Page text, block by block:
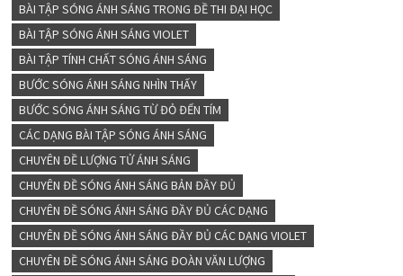
BÀI TẬP SÓNG ÁNH SÁNG TRONG ĐỀ THI ĐẠI HỌC
BÀI TẬP SÓNG ÁNH SÁNG VIOLET
BÀI TẬP TÍNH CHẤT SÓNG ÁNH SÁNG
BƯỚC SÓNG ÁNH SÁNG NHÌN THẤY
BƯỚC SÓNG ÁNH SÁNG TỪ ĐỎ ĐẾN TÍM
CÁC DẠNG BÀI TẬP SÓNG ÁNH SÁNG
CHUYÊN ĐỀ LƯỢNG TỬ ÁNH SÁNG
CHUYÊN ĐỀ SÓNG ÁNH SÁNG BẢN ĐẦY ĐỦ
CHUYÊN ĐỀ SÓNG ÁNH SÁNG ĐẦY ĐỦ CÁC DẠNG
CHUYÊN ĐỀ SÓNG ÁNH SÁNG ĐẦY ĐỦ CÁC DẠNG VIOLET
CHUYÊN ĐỀ SÓNG ÁNH SÁNG ĐOÀN VĂN LƯỢNG